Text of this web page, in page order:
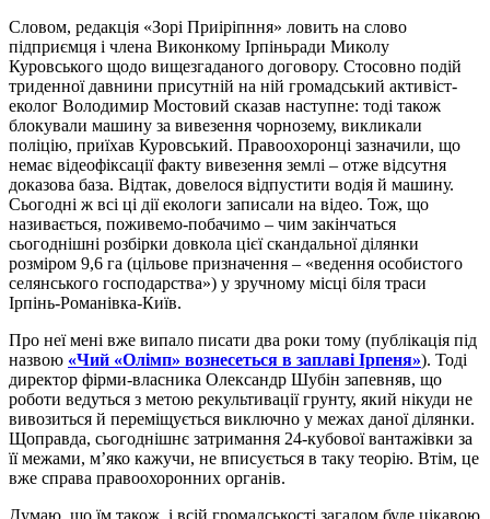
Словом, редакція «Зорі Приіріпння» ловить на слово
підприємця і члена Виконкому Ірпіньради Миколу
Куровського щодо вищезгаданого договору. Стосовно подій
триденної давнини присутній на ній громадський активіст-
еколог Володимир Мостовий сказав наступне: тоді також
блокували машину за вивезення чорнозему, викликали
поліцію, приїхав Куровський. Правоохоронці зазначили, що
немає відеофіксації факту вивезення землі – отже відсутня
доказова база. Відтак, довелося відпустити водія й машину.
Сьогодні ж всі ці дії екологи записали на відео. Тож, що
називається, поживемо-побачимо – чим закінчаться
сьогоднішні розбірки довкола цієї скандальної ділянки
розміром 9,6 га (цільове призначення – «ведення особистого
селянського господарства») у зручному місці біля траси
Ірпінь-Романівка-Київ.
Про неї мені вже випало писати два роки тому (публікація під
назвою «Чий «Олімп» вознесеться в заплаві Ірпеня»). Тоді
директор фірми-власника Олександр Шубін запевняв, що
роботи ведуться з метою рекультивації грунту, який нікуди не
вивозиться й переміщується виключно у межах даної ділянки.
Щоправда, сьогоднішнє затримання 24-кубової вантажівки за
її межами, м’яко кажучи, не вписується в таку теорію. Втім, це
вже справа правоохоронних органів.
Думаю, що їм також, і всій громадськості загалом буде цікавою